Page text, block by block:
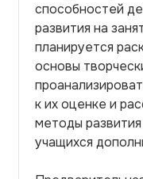
способностей
развития на
планируется
основы
к их оценке и
методы
учащихся